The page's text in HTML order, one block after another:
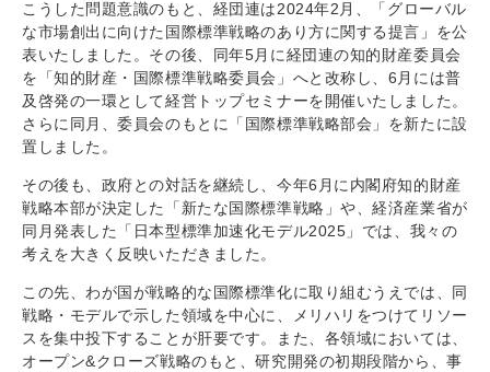
こうした問題意識のもと、経団連は2024年2月、「グローバル
な市場創出に向けた国際標準戦略のあり方に関する提言」を公
表いたしました。その後、同年5月に経団連の知的財産委員会
を「知的財産・国際標準戦略委員会」へと改称し、6月には普
及啓発の一環として経営トップセミナーを開催いたしました。
さらに同月、委員会のもとに「国際標準戦略部会」を新たに設
置しました。
その後も、政府との対話を継続し、今年6月に内閣府知的財産
戦略本部が決定した「新たな国際標準戦略」や、経済産業省が
同月発表した「日本型標準加速化モデル2025」では、我々の
考えを大きく反映いただきました。
この先、わが国が戦略的な国際標準化に取り組むうえでは、同
戦略・モデルで示した領域を中心に、メリハリをつけてリソー
スを集中投下することが肝要です。また、各領域においては、
オープン&クローズ戦略のもと、研究開発の初期段階から、事